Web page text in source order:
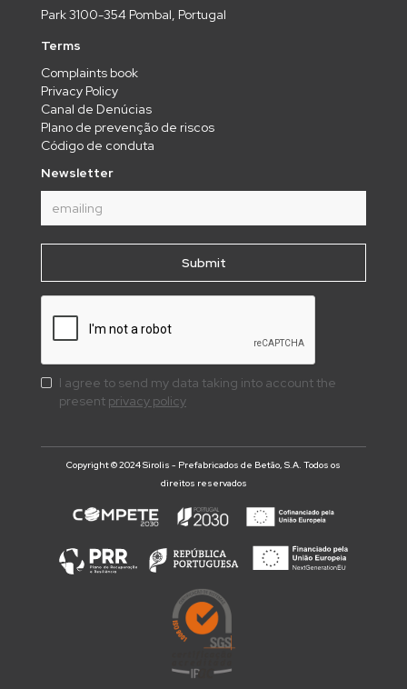
Park 3100-354 Pombal, Portugal
Terms
Complaints book
Privacy Policy
Canal de Denúcias
Plano de prevenção de riscos
Código de conduta
Newsletter
I agree to send my data taking into account the
present privacy policy
Copyright © 2024 Sirolis - Prefabricados de Betão, S.A. Todos os
direitos reservados